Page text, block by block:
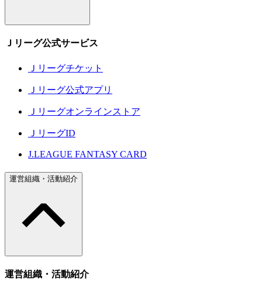
Ｊリーグ公式サービス
Ｊリーグチケット
Ｊリーグ公式アプリ
Ｊリーグオンラインストア
ＪリーグID
J.LEAGUE FANTASY CARD
運営組織・活動紹介
運営組織・活動紹介